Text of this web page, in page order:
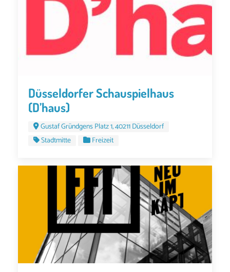
Düsseldorfer Schauspielhaus
(D’haus)
Gustaf Gründgens Platz 1, 40211 Düsseldorf
Stadtmitte
Freizeit